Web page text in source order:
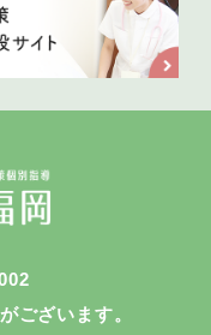
ございます。